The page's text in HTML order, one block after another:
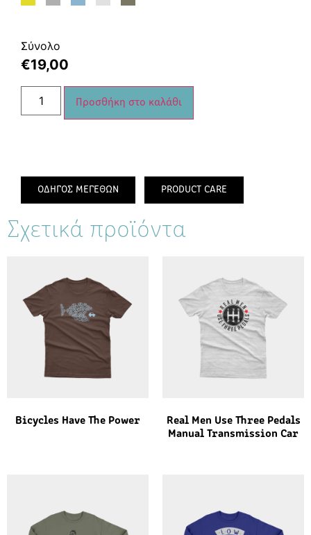
Σύνολο
€19,00
Προσθήκη στο καλάθι
ΟΔΗΓΟΣ ΜΕΓΕΘΩΝ PRODUCT CARE
Σχετικά προϊόντα
Bicycles Have The Power
Real Men Use Three Pedals
Manual Transmission Car